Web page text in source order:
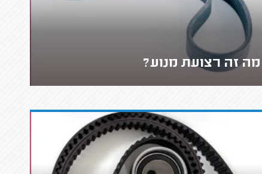
מה זה רצועת מנוע?